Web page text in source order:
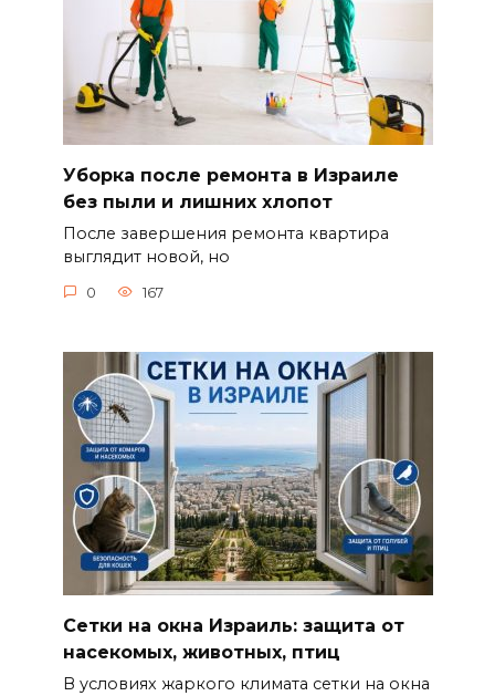
Уборка после ремонта в Израиле
без пыли и лишних хлопот
После завершения ремонта квартира
выглядит новой, но
0 167
Сетки на окна Израиль: защита от
насекомых, животных, птиц
В условиях жаркого климата сетки на окна